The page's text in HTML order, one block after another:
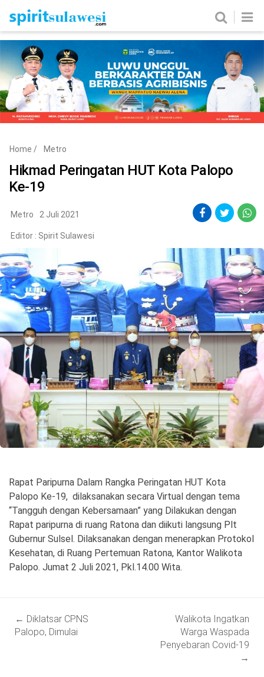
Home News
Metro Nasional
Politik Hukum & Kriminal
©
Copyright
2026
Spirit
Sulawesi
Home / Metro
Hikmad Peringatan HUT Kota Palopo
Ke-19
Metro 2 Juli 2021
Editor : Spirit Sulawesi
Rapat Paripurna Dalam Rangka Peringatan HUT Kota
Palopo Ke-19, dilaksanakan secara Virtual dengan tema
“Tangguh dengan Kebersamaan” yang Dilakukan dengan
Rapat paripurna di ruang Ratona dan diikuti langsung Plt
Gubernur Sulsel. Dilaksanakan dengan menerapkan Protokol
Kesehatan, di Ruang Pertemuan Ratona, Kantor Walikota
Palopo. Jumat 2 Juli 2021, Pkl.14.00 Wita.
navigation
← Diklatsar CPNS
Palopo, Dimulai
Walikota Ingatkan
Warga Waspada
Penyebaran Covid-19
→